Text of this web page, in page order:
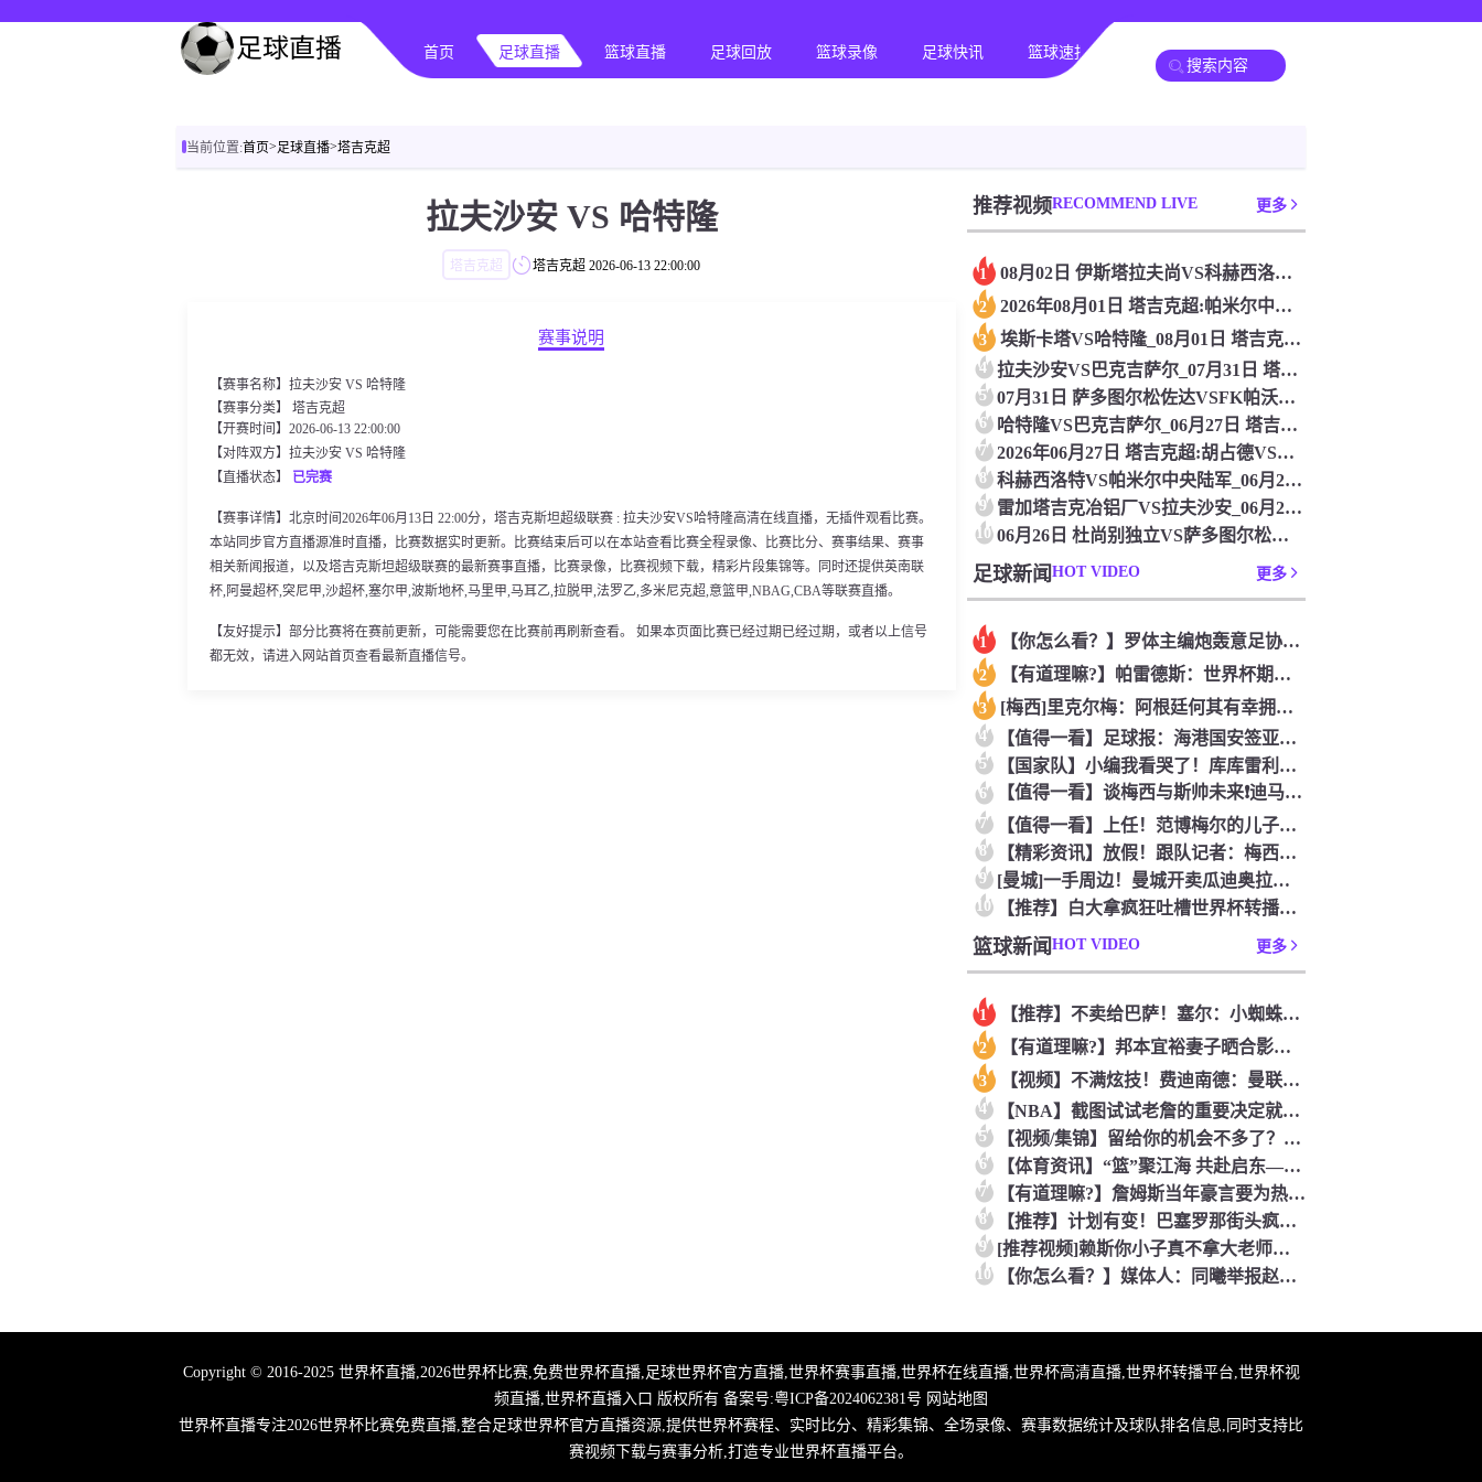
首页 足球直播 篮球直播 足球回放 篮球录像 足球快讯 篮球速报 全球联赛
当前位置:首页>足球直播>塔吉克超
拉夫沙安 VS 哈特隆
塔吉克超 塔吉克超 2026-06-13 22:00:00
赛事说明
【赛事名称】拉夫沙安 VS 哈特隆
【赛事分类】 塔吉克超
【开赛时间】2026-06-13 22:00:00
【对阵双方】拉夫沙安 VS 哈特隆
【直播状态】 已完赛
【赛事详情】北京时间2026年06月13日 22:00分，塔吉克斯坦超级联赛 : 拉夫沙安VS哈特隆高清在线直播，无插件观看比赛。
本站同步官方直播源准时直播，比赛数据实时更新。比赛结束后可以在本站查看比赛全程录像、比赛比分、赛事结果、赛事
相关新闻报道，以及塔吉克斯坦超级联赛的最新赛事直播，比赛录像，比赛视频下载，精彩片段集锦等。同时还提供英南联
杯,阿曼超杯,突尼甲,沙超杯,塞尔甲,波斯地杯,马里甲,马耳乙,拉脱甲,法罗乙,多米尼克超,意篮甲,NBAG,CBA等联赛直播。
【友好提示】部分比赛将在赛前更新，可能需要您在比赛前再刷新查看。 如果本页面比赛已经过期已经过期，或者以上信号
都无效，请进入网站首页查看最新直播信号。
推荐视频RECOMMEND LIVE 更多
1 08月02日 伊斯塔拉夫尚VS科赫西洛特 塔吉克超 无插件直
2 2026年08月01日 塔吉克超:帕米尔中央陆军VS胡占德_
3 埃斯卡塔VS哈特隆_08月01日 塔吉克超[免费在线直播]
4 拉夫沙安VS巴克吉萨尔_07月31日 塔吉克超[比赛直播]
5 07月31日 萨多图尔松佐达VSFK帕沃兹 塔吉克超 高清直
6 哈特隆VS巴克吉萨尔_06月27日 塔吉克超无插件直播
7 2026年06月27日 塔吉克超:胡占德VS埃斯卡塔_免费在
8 科赫西洛特VS帕米尔中央陆军_06月26日 塔吉克超高清直播
9 雷加塔吉克冶铝厂VS拉夫沙安_06月26日 塔吉克超[在线观
10 06月26日 杜尚别独立VS萨多图尔松佐达 塔吉克超[比赛在
足球新闻 HOT VIDEO 更多
1 【你怎么看？】罗体主编炮轰意足协主席：浪费三十天结果选个自己
2 【有道理嘛?】帕雷德斯：世界杯期间我有轻微骨裂，现在好多了！
3 [梅西]里克尔梅：阿根廷何其有幸拥有老马和梅西； 体力充沛决
4 【值得一看】足球报：海港国安签亚冠外援证明有些想法 海外回流
5 【国家队】小编我看哭了！库库雷利亚谈儿子患自闭症，令人动容
6 【值得一看】谈梅西与斯帅未来❗️迪马利亚：他俩必须焊死，天花
7 【值得一看】上任！范博梅尔的儿子谈父亲成为比利时国家队主教练
8 【精彩资讯】放假！跟队记者：梅西和德保罗放假休息，缺席明日对
9 [曼城]一手周边！曼城开卖瓜迪奥拉办公室用品！
10 【推荐】白大拿疯狂吐槽世界杯转播：你们比我还烂，我甘拜下风！
篮球新闻 HOT VIDEO 更多
1 【推荐】不卖给巴萨！塞尔：小蜘蛛最可能去阿森纳 马竞能得到约
2 【有道理嘛?】邦本宜裕妻子晒合影庆生：逐渐适应在中国的生活，
3 【视频】不满炫技！费迪南德：曼联时期范尼曾对C罗说“你就该去
4 【NBA】截图试试老詹的重要决定就交给吧友们了~
5 【视频/集锦】留给你的机会不多了？阿芳能否找回巅峰期的状态？
6 【体育资讯】“篮”聚江海 共赴启东——2026年CBA夏季联
7 【有道理嘛?】詹姆斯当年豪言要为热火带来7冠？韦德曾谈：不会
8 【推荐】计划有变！巴塞罗那街头疯狂庆祝世界杯，高喊我是西班牙
9 [推荐视频]赖斯你小子真不拿大老师当外人！一见面就拥抱单手搭
10 【你怎么看？】媒体人：同曦举报赵柏清没毛病 切实维护自身利益
Copyright © 2016-2025 世界杯直播,2026世界杯比赛,免费世界杯直播,足球世界杯官方直播,世界杯赛事直播,世界杯在线直播,世界杯高清直播,世界杯转播平台,世界杯视
频直播,世界杯直播入口 版权所有 备案号:粤ICP备2024062381号 网站地图
世界杯直播专注2026世界杯比赛免费直播,整合足球世界杯官方直播资源,提供世界杯赛程、实时比分、精彩集锦、全场录像、赛事数据统计及球队排名信息,同时支持比
赛视频下载与赛事分析,打造专业世界杯直播平台。